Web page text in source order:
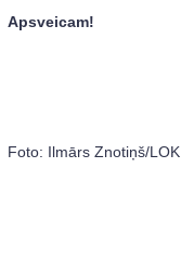
Apsveicam!
Foto: Ilmārs Znotiņš/LOK